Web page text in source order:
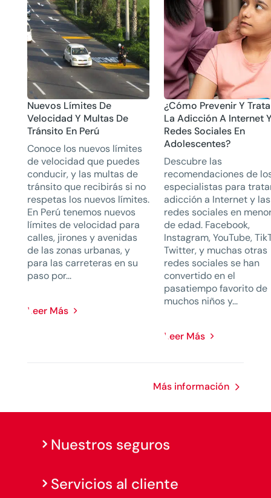
Nuevos Límites De
Velocidad Y Multas De
Tránsito En Perú
Conoce los nuevos límites
de velocidad que puedes
conducir, y las multas de
tránsito que recibirás si no
respetas los nuevos límites.
En Perú tenemos nuevos
límites de velocidad para
calles, jirones y avenidas
de las zonas urbanas, y
para las carreteras en su
paso por...
Leer Más
¿Cómo Prevenir Y
La Adicción A Internet
Redes Sociales En
Adolescentes?
Descubre las
recomendaciones de
especialistas para
adicción a Internet y las
redes sociales en
de edad. Facebook,
Instagram, YouTube,
Twitter, y muchas otras
redes sociales se han
convertido en el
pasatiempo favorito de
muchos niños y...
Leer Más
Más información
Nuestros seguros
Servicios al cliente